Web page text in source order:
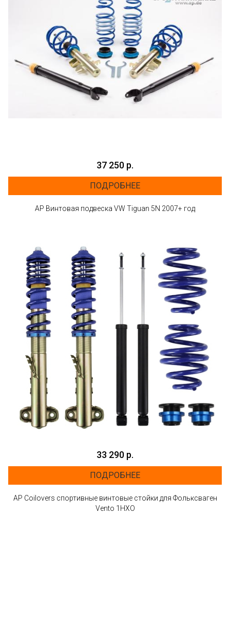
37 250 р.
ПОДРОБНЕЕ
AP Винтовая подвеска VW Tiguan 5N 2007+ год
33 290 р.
ПОДРОБНЕЕ
AP Coilovers спортивные винтовые стойки для Фольксваген
Vento 1HXO